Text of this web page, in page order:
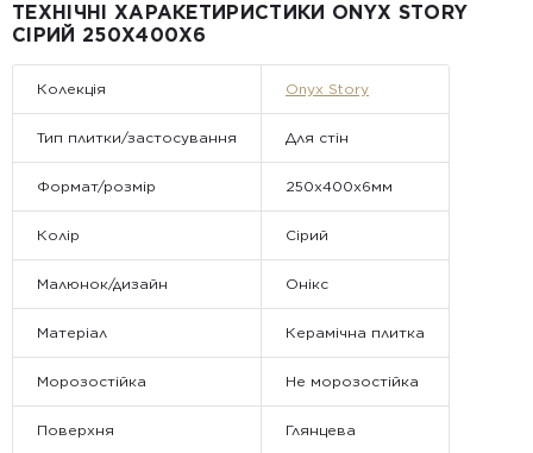
ТЕХНІЧНІ ХАРАКЕТИРИСТИКИ ONYX STORY
СІРИЙ 250Х400X6
Колекція Onyx Story
Тип плитки/застосування Для стін
Формат/розмір 250x400x6мм
Колір Сірий
Малюнок/дизайн Онікс
Матеріал Керамічна плитка
Морозостійка Не морозостійка
Поверхня Глянцева